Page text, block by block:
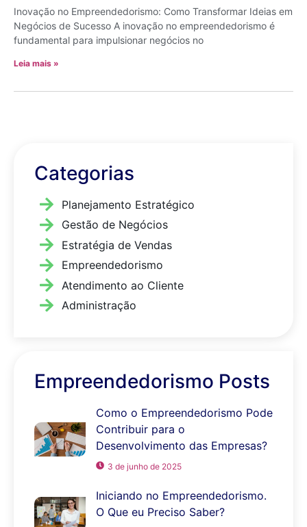
Inovação no Empreendedorismo: Como Transformar Ideias em
Negócios de Sucesso A inovação no empreendedorismo é
fundamental para impulsionar negócios no
Leia mais »
Categorias
Planejamento Estratégico
Gestão de Negócios
Estratégia de Vendas
Empreendedorismo
Atendimento ao Cliente
Administração
Empreendedorismo Posts
Como o Empreendedorismo Pode
Contribuir para o
Desenvolvimento das Empresas?
3 de junho de 2025
Iniciando no Empreendedorismo.
O Que eu Preciso Saber?